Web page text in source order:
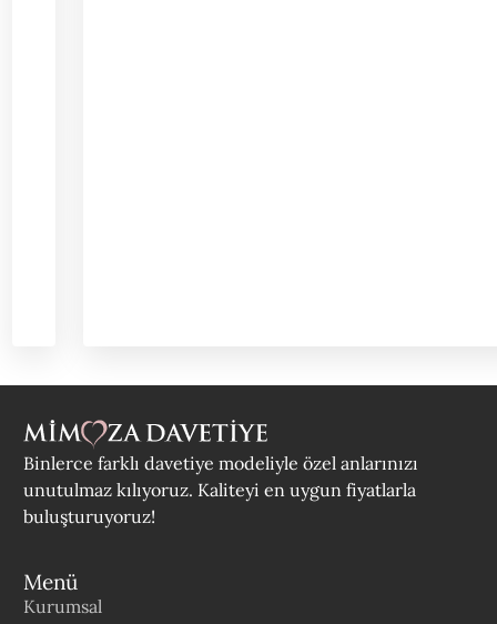
Binlerce farklı davetiye modeliyle özel anlarınızı
unutulmaz kılıyoruz. Kaliteyi en uygun fiyatlarla
buluşturuyoruz!
Menü
Kurumsal